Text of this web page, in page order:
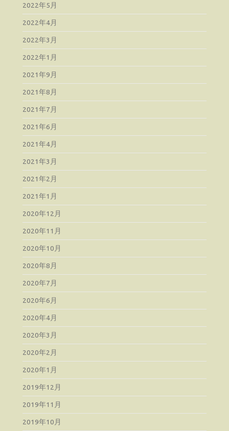
2022年5月
2022年4月
2022年3月
2022年1月
2021年9月
2021年8月
2021年7月
2021年6月
2021年4月
2021年3月
2021年2月
2021年1月
2020年12月
2020年11月
2020年10月
2020年8月
2020年7月
2020年6月
2020年4月
2020年3月
2020年2月
2020年1月
2019年12月
2019年11月
2019年10月